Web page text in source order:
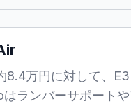
8.4万円に対して、
ランバーサポート